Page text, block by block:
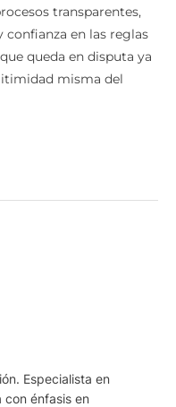
transparentes,
confianza en las reglas
queda en disputa ya
misma del
Especialista en
con énfasis en